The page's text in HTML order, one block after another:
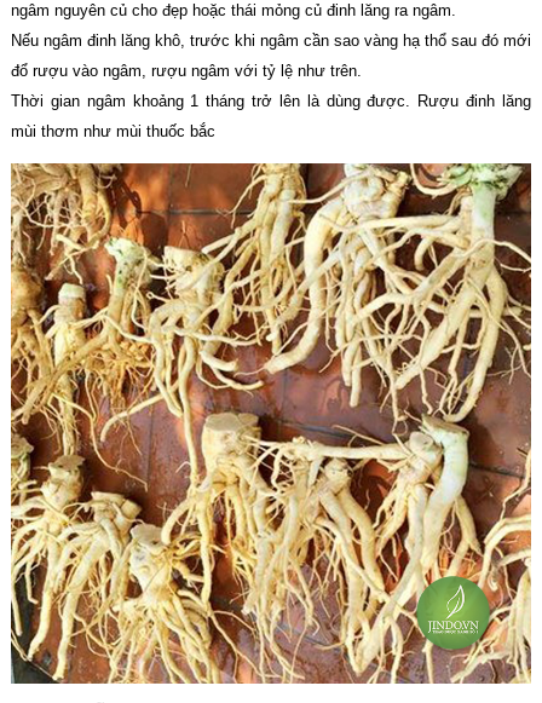
ngâm nguyên củ cho đẹp hoặc thái mỏng củ đinh lăng ra ngâm.
Nếu ngâm đinh lăng khô, trước khi ngâm cần sao vàng hạ thổ sau đó mới
đổ rượu vào ngâm, rượu ngâm với tỷ lệ như trên.
Thời gian ngâm khoảng 1 tháng trở lên là dùng được. Rượu đinh lăng
mùi thơm như mùi thuốc bắc